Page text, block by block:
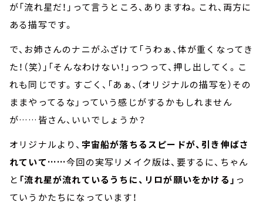
が「流れ星だ！」って言うところ、ありますね。これ、両方に
ある描写です。
で、お姉さんのナニがふざけて「うわぁ、体が重くなってき
た！（笑）」「そんなわけない！」っつって、押し出してく。こ
れも同じです。すごく、「あぁ、（オリジナルの描写を）その
ままやってるな」っていう感じがするかもしれません
が……皆さん、いいでしょうか？
オリジナルより、 宇宙船が落ちるスピードが、引き伸ばさ
れていて……今回の実写リメイク版は、要するに、ちゃん
と 「流れ星が流れているうちに、リロが願いをかける」 っ
ていうかたちになっています！